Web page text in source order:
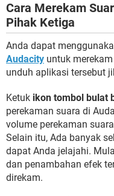
Cara Merekam
Pihak Ketiga
Anda dapat
Audacity untuk
unduh aplikasi tersebut
Ketuk ikon tombol bulat
perekaman suara di
volume perekaman
Selain itu, Ada banyak
dapat Anda jelajahi.
dan penambahan efek
direkam.